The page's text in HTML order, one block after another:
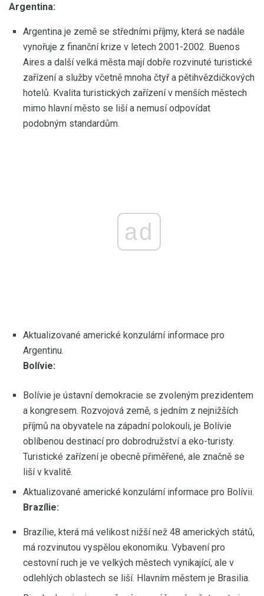
Argentina:
Argentina je země se středními příjmy, která se nadále
vynořuje z finanční krize v letech 2001-2002. Buenos
Aires a další velká města mají dobře rozvinuté turistické
zařízení a služby včetně mnoha čtyř a pětihvězdičkových
hotelů. Kvalita turistických zařízení v menších městech
mimo hlavní město se liší a nemusí odpovídat
podobným standardům.
ad
Aktualizované americké konzulární informace pro
Argentinu.
Bolívie:
Bolívie je ústavní demokracie se zvoleným prezidentem
a kongresem. Rozvojová země, s jedním z nejnižších
příjmů na obyvatele na západní polokouli, je Bolívie
oblíbenou destinací pro dobrodružství a eko-turisty.
Turistické zařízení je obecně přiměřené, ale značně se
liší v kvalitě.
Aktualizované americké konzulární informace pro Bolívii.
Brazílie:
Brazílie, která má velikost nižší než 48 amerických států,
má rozvinutou vyspělou ekonomiku. Vybavení pro
cestovní ruch je ve velkých městech vynikající, ale v
odlehlých oblastech se liší. Hlavním městem je Brasilia.